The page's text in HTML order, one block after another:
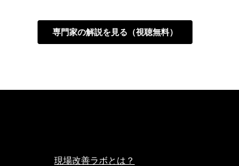
現場改善ラボとは？